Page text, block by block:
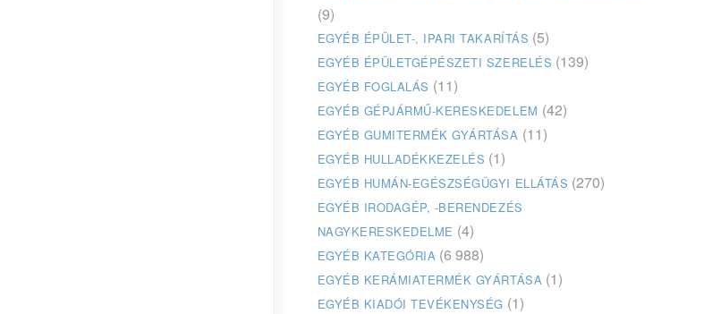
(9)
EGYÉB ÉPÜLET-, IPARI TAKARÍTÁS (5)
EGYÉB ÉPÜLETGÉPÉSZETI SZERELÉS (139)
EGYÉB FOGLALÁS (11)
EGYÉB GÉPJÁRMŰ-KERESKEDELEM (42)
EGYÉB GUMITERMÉK GYÁRTÁSA (11)
EGYÉB HULLADÉKKEZELÉS (1)
EGYÉB HUMÁN-EGÉSZSÉGÜGYI ELLÁTÁS (270)
EGYÉB IRODAGÉP, -BERENDEZÉS
NAGYKERESKEDELME (4)
EGYÉB KATEGÓRIA (6 988)
EGYÉB KERÁMIATERMÉK GYÁRTÁSA (1)
EGYÉB KIADÓI TEVÉKENYSÉG (1)